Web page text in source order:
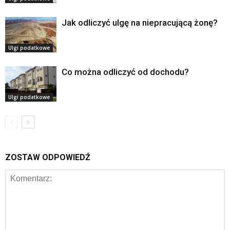
Ulgi podatkowe
Jak odliczyć ulgę na niepracującą żonę?
Ulgi podatkowe
Co można odliczyć od dochodu?
ZOSTAW ODPOWIEDŹ